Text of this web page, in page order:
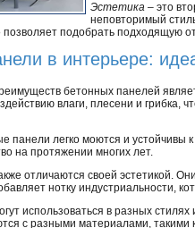
Эстетика – это
неповторимый
позволяет подобрать подходящую
в интерьере:
бетонных панелей
влаги, плесени и грибка,
панели легко моются и устойчивы
на протяжении многих лет.
отличаются своей эстетикой.
нотку индустриальности,
использоваться в разных
с разными материалами, такими